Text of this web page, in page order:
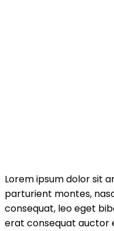
Lorem ipsum dolor sit
parturient montes,
consequat, leo eget
erat consequat auctor